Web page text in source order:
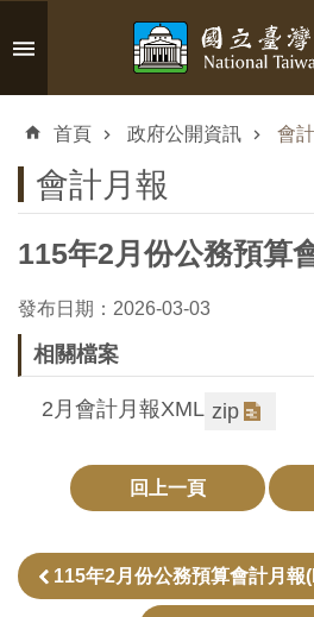
跳到主要內容區塊
搜
識
臺
訊
首頁 政府公開資訊 會
會計月報
115年2月份公務預算
發布日期：2026-03-03
相關檔案
2月會計月報XML zip
回上一頁
115年2月份公務預算會計月報